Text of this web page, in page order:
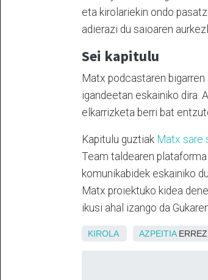
eta kirolariekin ondo
adierazi du saioaren
Sei kapitulu
Matx podcastaren
igandeetan eskainiko dira.
elkarrizketa berri bat
Kapitulu guztiak Matx sare
Team taldearen
komunikabidek eskainiko
Matx proiektuko kidea
ikusi ahal izango da
KIROLA AZPEITIA